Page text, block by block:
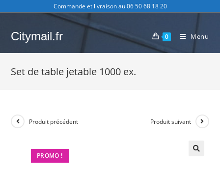
to
Commande et livraison au 06 50 68 18 20
Citymail.fr 0 Menu
Set de table jetable 1000 ex.
PROMO !
Produit précédent Produit suivant